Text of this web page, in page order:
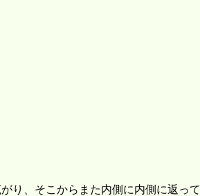
り、そこからまた内側に内側に返って